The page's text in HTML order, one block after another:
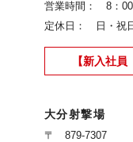
営業時間： 8：
定休日： 日・祝
【新入社
大分射撃場
〒 879-7307